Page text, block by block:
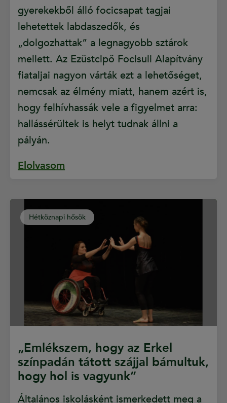
gyerekekből álló focicsapat tagjai
lehetettek labdaszedők, és
„dolgozhattak” a legnagyobb sztárok
mellett. Az Ezüstcipő Focisuli Alapítvány
fiataljai nagyon várták ezt a lehetőséget,
nemcsak az élmény miatt, hanem azért is,
hogy felhívhassák vele a figyelmet arra:
hallássérültek is helyt tudnak állni a
pályán.
Elolvasom
Hétköznapi hősök
„Emlékszem, hogy az Erkel
színpadán tátott szájjal bámultuk,
hogy hol is vagyunk”
Általános iskolásként ismerkedett meg a